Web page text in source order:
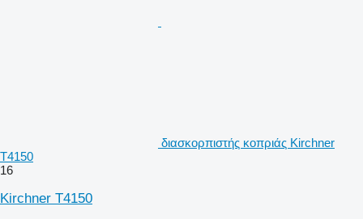
διασκορπιστής κοπριάς Kirchner
T4150
16
Kirchner T4150